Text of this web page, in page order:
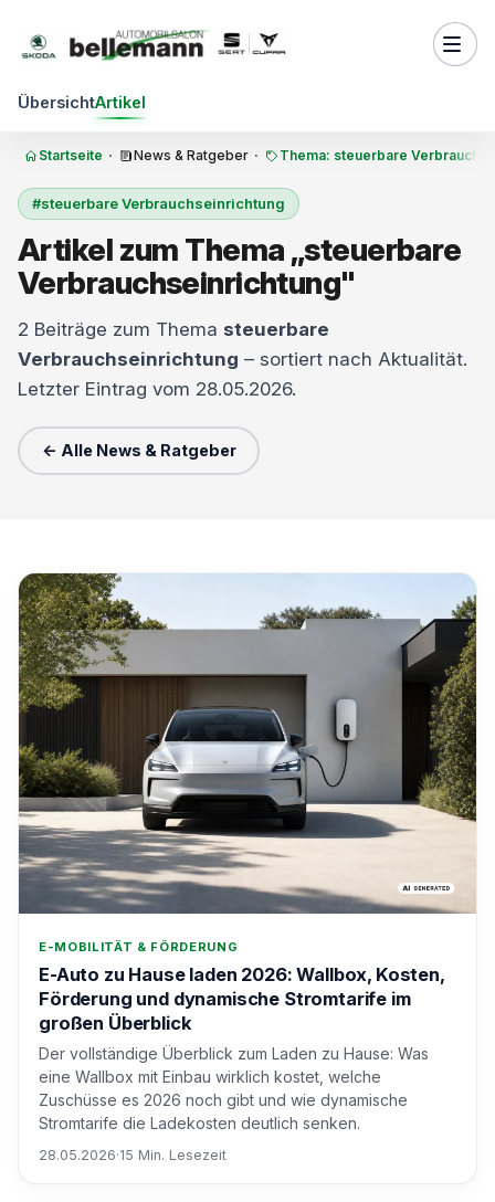
ÜbersichtArtikel
Startseite · News & Ratgeber · Thema: steuerbare
#steuerbare Verbrauchseinrichtung
Artikel zum Thema „steuerbare
Verbrauchseinrichtung"
2 Beiträge zum Thema steuerbare
Verbrauchseinrichtung – sortiert nach Aktualität.
Letzter Eintrag vom 28.05.2026.
← Alle News & Ratgeber
E-MOBILITÄT & FÖRDERUNG
E-Auto zu Hause laden 2026: Wallbox, Kosten,
Förderung und dynamische Stromtarife im
großen Überblick
Der vollständige Überblick zum Laden zu Hause: Was
eine Wallbox mit Einbau wirklich kostet, welche
Zuschüsse es 2026 noch gibt und wie dynamische
Stromtarife die Ladekosten deutlich senken.
28.05.2026·15 Min. Lesezeit